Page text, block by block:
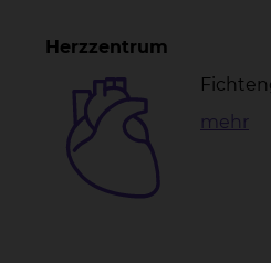
Herzzentrum
mehr